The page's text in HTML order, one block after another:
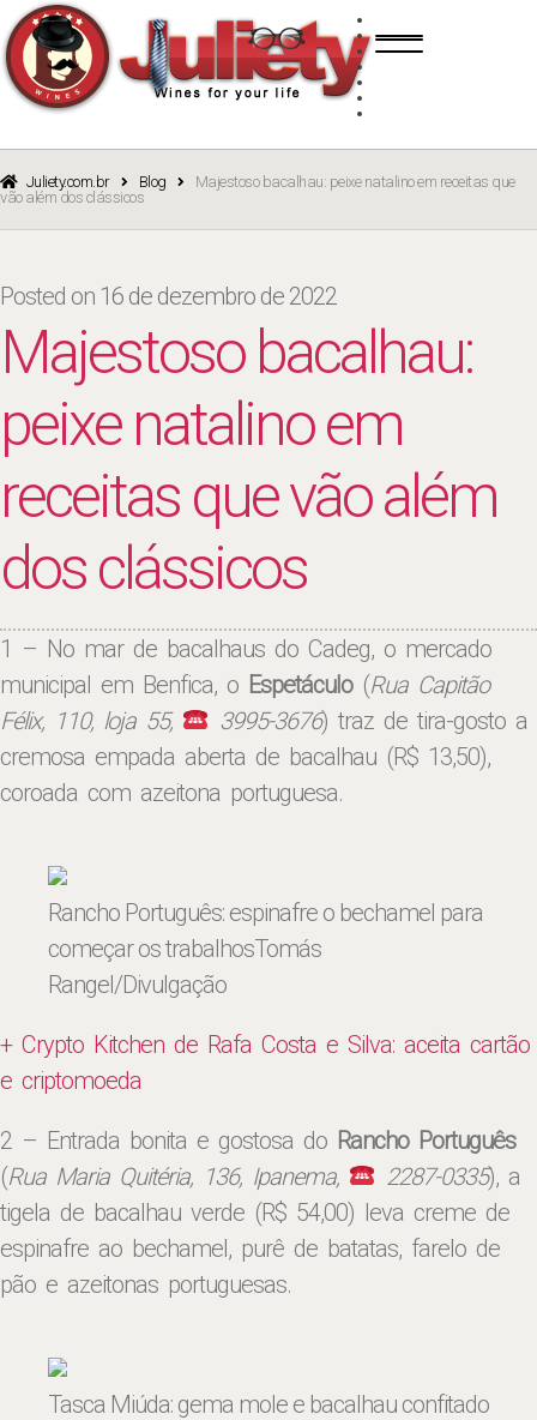
navigation
content
BRANCO
ROSÉ
Juliety.com.br Blog
Majestoso bacalhau: peixe natalino em receitas que
vão além dos clássicos
Posted on 16 de dezembro de 2022
Majestoso bacalhau:
peixe natalino em
receitas que vão além
dos clássicos
1 – No mar de bacalhaus do Cadeg, o mercado
municipal em Benfica, o Espetáculo(Rua Capitão
Félix, 110, loja 55,
3995-3676) traz de tira-gosto a
cremosa empada aberta de bacalhau (R$ 13,50),
coroada com azeitona portuguesa.
Rancho Português: espinafre o bechamel para
começar os trabalhosTomás
Rangel/Divulgação
+ Crypto Kitchen de Rafa Costa e Silva: aceita cartão
e criptomoeda
2 – Entrada bonita e gostosa do Rancho Português
(Rua Maria Quitéria, 136, Ipanema, 2287-0335), a
tigela de bacalhau verde (R$ 54,00) leva creme de
espinafre ao bechamel, purê de batatas, farelo de
pão e azeitonas portuguesas.
Tasca Miúda: gema mole e bacalhau confitado